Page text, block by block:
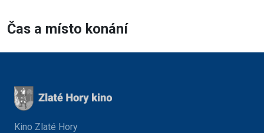
Čas a místo konání
Kino Zlaté Hory